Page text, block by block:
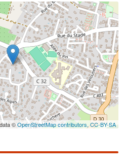
©OpenStreetMap contributors,CC-BY-SA